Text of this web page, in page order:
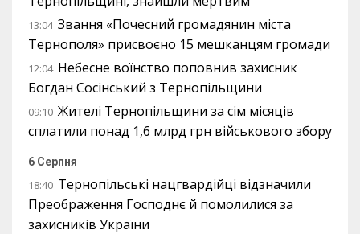
13:04 Звання «Почесний громадянин міста
Тернополя» присвоєно 15 мешканцям громади
12:04 Небесне воїнство поповнив захисник
Богдан Сосінський з Тернопільщини
09:10 Жителі Тернопільщини за сім місяців
сплатили понад 1,6 млрд грн військового збору
6 Серпня
18:40 Тернопільські нацгвардійці відзначили
Преображення Господнє й помолилися за
захисників України